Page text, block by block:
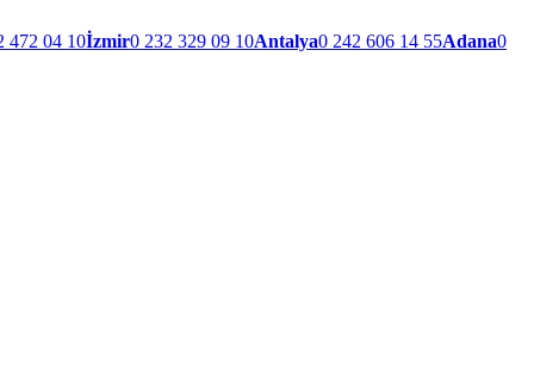
472 04 10İzmir0 232 329 09 10Antalya0 242 606 14 55Adana0